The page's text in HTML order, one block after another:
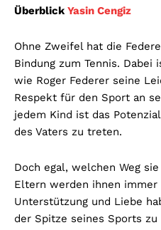
Überblick Yasin Cengiz
Ohne Zweifel hat die
Bindung zum Tennis.
wie Roger Federer seine
Respekt für den Sport an
jedem Kind ist das
des Vaters zu treten.
Doch egal, welchen Weg
Eltern werden ihnen
Unterstützung und Liebe
der Spitze seines Sports